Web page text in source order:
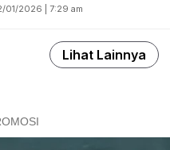
01/2026 | 7:29 am
Lihat Lainnya